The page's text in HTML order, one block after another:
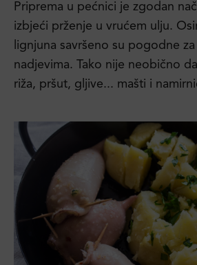
Priprema u pećnici je zgodan
izbjeći prženje u vrućem ulju.
lignjuna savršeno su pogodne
nadjevima. Tako nije neobično
riža, pršut, gljive... mašti i